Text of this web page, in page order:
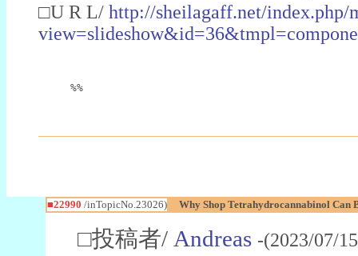
□U R L/ http://sheilagaff.net/index.php/
%%
■22990 /inTopicNo.23026) Why Shop Tetrahydrocannabinol Can
□投稿者/ Andreas -(2023/07/